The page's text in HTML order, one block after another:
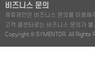
비즈니스 문의
제휴제안은 비즈니스 문의를 이용해
고객 콜센터로는 비즈니스 문의가 불
Copyright © SYMENTOR. All Rights